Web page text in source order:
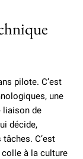
pilote. C’est
une
liaison de
décide,
C’est
à la culture